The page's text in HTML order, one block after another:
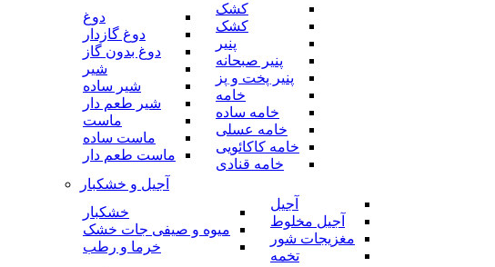
کشک
کشک
پنیر
پنیر صبحانه
پنیر پخت و پز
خامه
خامه ساده
خامه عسلی
خامه کاکائویی
خامه قنادی
دوغ
دوغ گازدار
دوغ بدون گاز
شیر
شیر ساده
شیر طعم دار
ماست
ماست ساده
ماست طعم دار
آجیل و خشکبار
آجیل
آجیل مخلوط
مغزیجات شور
تخمه
خشکبار
میوه و صیفی جات خشک
خرما و رطب